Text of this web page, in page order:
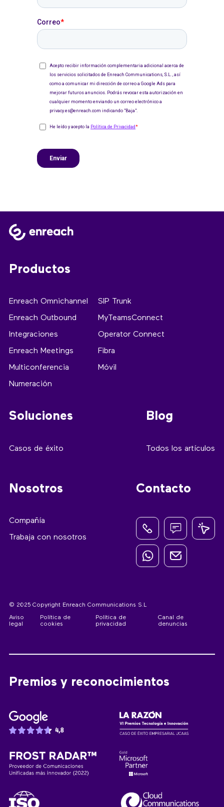
Productos
Enreach Omnichannel
Enreach Outbound
Integraciones
Enreach Meetings
Multiconferencia
Numeración
SIP Trunk
MyTeamsConnect
Operator Connect
Fibra
Móvil
Soluciones
Casos de éxito
Blog
Todos los artículos
Nosotros
Compañía
Trabaja con nosotros
Contacto
© 2025 Copyright Enreach Communications S.L
Aviso
legal
Política de
cookies
Política de
privacidad
Canal de
denuncias
Premios y reconocimientos